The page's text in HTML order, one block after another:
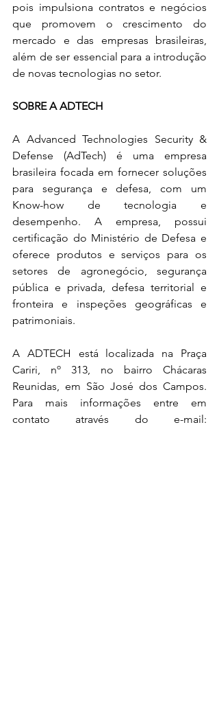
pois impulsiona contratos e negócios
que promovem o crescimento do
mercado e das empresas brasileiras,
além de ser essencial para a introdução
de novas tecnologias no setor.
SOBRE A ADTECH
A Advanced Technologies Security &
Defense (AdTech) é uma empresa
brasileira focada em fornecer soluções
para segurança e defesa, com um
Know-how de tecnologia e
desempenho. A empresa, possui
certificação do Ministério de Defesa e
oferece produtos e serviços para os
setores de agronegócio, segurança
pública e privada, defesa territorial e
fronteira e inspeções geográficas e
patrimoniais.
A ADTECH está localizada na Praça
Cariri, nº 313, no bairro Chácaras
Reunidas, em São José dos Campos.
Para mais informações entre em